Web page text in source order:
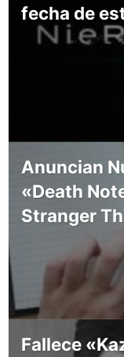
fecha de
Anuncian
«Death
Stranger
Fallece